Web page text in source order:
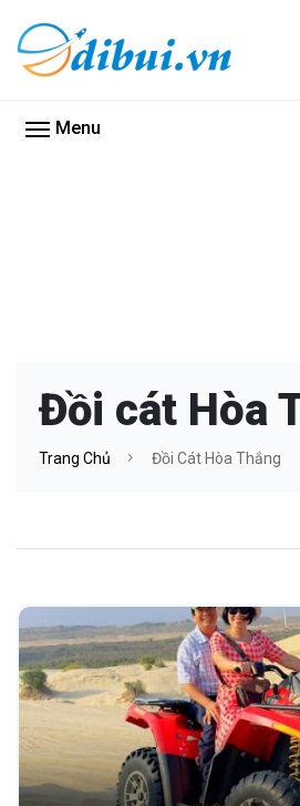
Menu
Đồi cát Hòa
Trang Chủ Đồi Cát Hòa Thắng